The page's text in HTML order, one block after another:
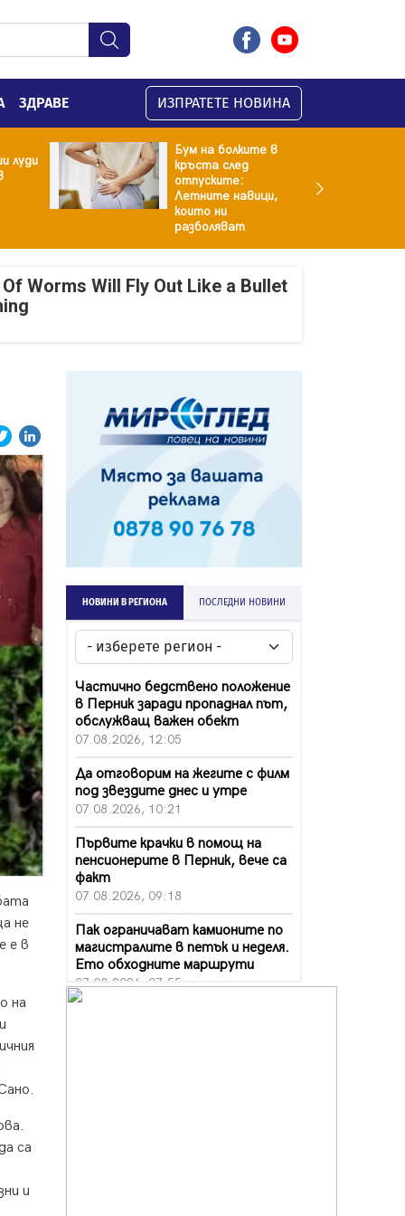
ЗДРАВЕ ИЗПРАТЕТЕ НОВИНА
луди
Бум на болките в
кръста след
отпуските:
Летните навици,
които ни
разболяват
Worms Will Fly Out Like a Bullet
не
е в
на
са
и
НОВИНИ В РЕГИОНА ПОСЛЕДНИ НОВИНИ
Частично бедствено положение
в Перник заради пропаднал път,
обслужващ важен обект
07.08.2026, 12:05
Да отговорим на жегите с филм
под звездите днес и утре
07.08.2026, 10:21
Първите крачки в помощ на
пенсионерите в Перник, вече са
факт
07.08.2026, 09:18
Пак ограничават камионите по
магистралите в петък и неделя.
Ето обходните маршрути
07.08.2026, 07:55